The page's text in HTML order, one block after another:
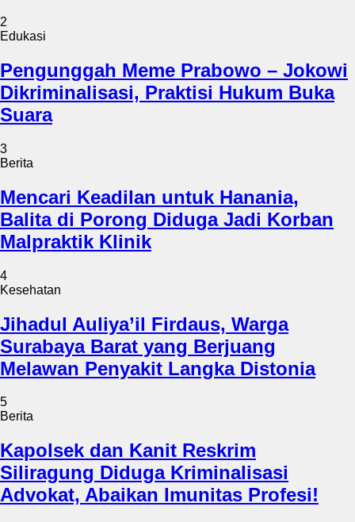
2
Edukasi
Pengunggah Meme Prabowo – Jokowi
Dikriminalisasi, Praktisi Hukum Buka
Suara
3
Berita
Mencari Keadilan untuk Hanania,
Balita di Porong Diduga Jadi Korban
Malpraktik Klinik
4
Kesehatan
Jihadul Auliya’il Firdaus, Warga
Surabaya Barat yang Berjuang
Melawan Penyakit Langka Distonia
5
Berita
Kapolsek dan Kanit Reskrim
Siliragung Diduga Kriminalisasi
Advokat, Abaikan Imunitas Profesi!